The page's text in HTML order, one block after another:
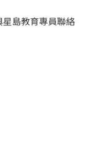
島教育專員聯絡